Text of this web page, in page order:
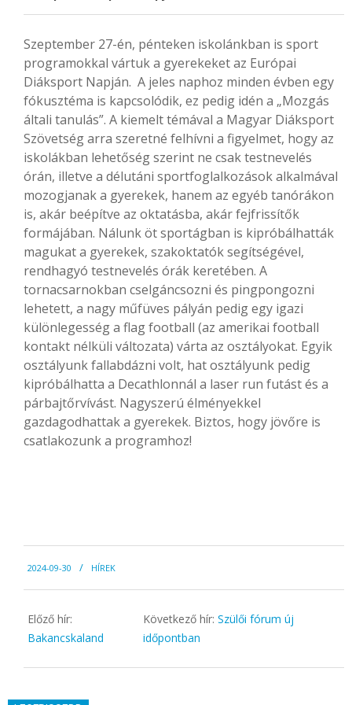
Szeptember 27-én, pénteken iskolánkban is sport
programokkal vártuk a gyerekeket az Európai
Diáksport Napján. A jeles naphoz minden évben egy
fókusztéma is kapcsolódik, ez pedig idén a „Mozgás
általi tanulás”. A kiemelt témával a Magyar Diáksport
Szövetség arra szeretné felhívni a figyelmet, hogy az
iskolákban lehetőség szerint ne csak testnevelés
órán, illetve a délutáni sportfoglalkozások alkalmával
mozogjanak a gyerekek, hanem az egyéb tanórákon
is, akár beépítve az oktatásba, akár fejfrissítők
formájában. Nálunk öt sportágban is kipróbálhatták
magukat a gyerekek, szakoktatók segítségével,
rendhagyó testnevelés órák keretében. A
tornacsarnokban cselgáncsozni és pingpongozni
lehetett, a nagy műfüves pályán pedig egy igazi
különlegesség a flag football (az amerikai football
kontakt nélküli változata) várta az osztályokat. Egyik
osztályunk fallabdázni volt, hat osztályunk pedig
kipróbálhatta a Decathlonnál a laser run futást és a
párbajtőrvívást. Nagyszerú élményekkel
gazdagodhattak a gyerekek. Biztos, hogy jövőre is
csatlakozunk a programhoz!
09-
30
2024-09-30 HÍREK
Előző hír:
Bakancskaland
Következő hír:Szülői fórum új
időpontban